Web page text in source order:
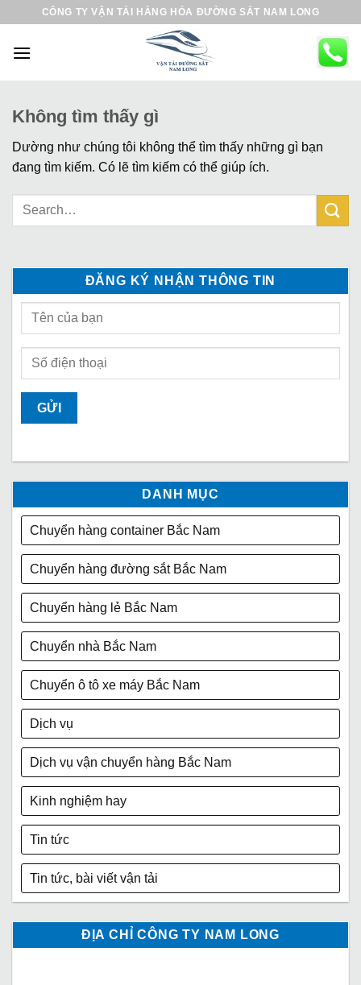
CÔNG TY VẬN TẢI HÀNG HÓA ĐƯỜNG SẮT NAM LONG
Không tìm thấy gì
Dường như chúng tôi không thể tìm thấy những gì bạn
đang tìm kiếm. Có lẽ tìm kiếm có thể giúp ích.
ĐĂNG KÝ NHẬN THÔNG TIN
DANH MỤC
Chuyển hàng container Bắc Nam
Chuyển hàng đường sắt Bắc Nam
Chuyển hàng lẻ Bắc Nam
Chuyển nhà Bắc Nam
Chuyển ô tô xe máy Bắc Nam
Dịch vụ
Dịch vụ vận chuyển hàng Bắc Nam
Kinh nghiệm hay
Tin tức
Tin tức, bài viết vận tải
ĐỊA CHỈ CÔNG TY NAM LONG